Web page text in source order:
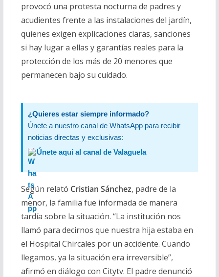
provocó una protesta nocturna de padres y
acudientes frente a las instalaciones del jardín,
quienes exigen explicaciones claras, sanciones
si hay lugar a ellas y garantías reales para la
protección de los más de 20 menores que
permanecen bajo su cuidado.
¿Quieres estar siempre informado?
Únete a nuestro canal de WhatsApp para recibir
noticias directas y exclusivas:
Únete aquí al canal de Valaguela
Según relató Cristian Sánchez, padre de la
menor, la familia fue informada de manera
tardía sobre la situación. “La institución nos
llamó para decirnos que nuestra hija estaba en
el Hospital Chircales por un accidente. Cuando
llegamos, ya la situación era irreversible”,
afirmó en diálogo con Citytv. El padre denunció